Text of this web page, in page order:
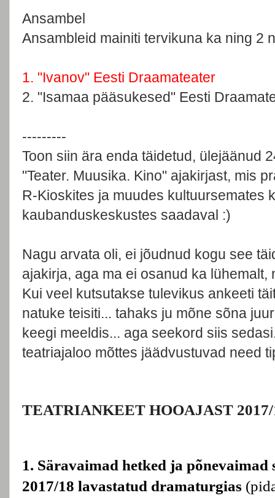
Ansambel
Ansambleid mainiti tervikuna ka ning 2
1. "Ivanov" Eesti Draamateater
2. "Isamaa pääsukesed" Eesti
---------
Toon siin ära enda täidetud, ülejäänud
"Teater. Muusika. Kino" ajakirjast, mis
R-Kioskites ja muudes kultuursemates
kaubanduskeskustes saadaval :)
Nagu arvata oli, ei jõudnud kogu see
ajakirja, aga ma ei osanud ka
Kui veel kutsutakse tulevikus ankeeti
natuke teisiti... tahaks ju mõne sõna
keegi meeldis... aga seekord siis
teatriajaloo mõttes jäädvustuvad need
TEATRIANKEET HOOAJAST 2017/
1. Säravaimad hetked ja põnevaimad
2017/18 lavastatud dramaturgias